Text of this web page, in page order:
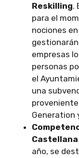
Reskilling.
para el
nociones
empresas
personas
el
una
Generation
año, se